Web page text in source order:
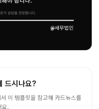
드시나요?
이 템플릿을 참고해 카드뉴스를
요.